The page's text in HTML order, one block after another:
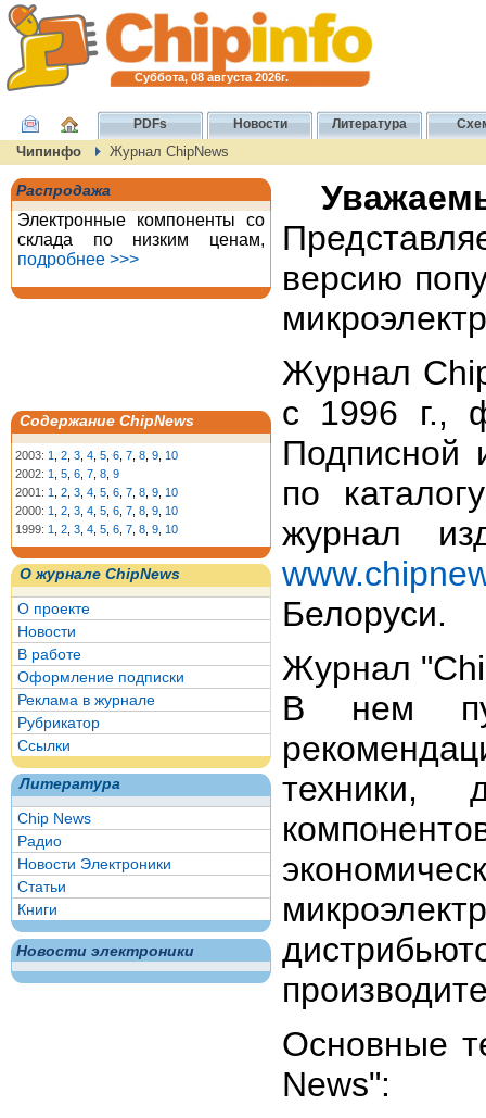
Суббота, 08 августа 2026г.
PDFs Новости Литература
Чипинфо Журнал ChipNews
Распродажа
Электронные компоненты со
склада по низким ценам,
подробнее >>>
Содержание ChipNews
2003: 1 2 3 4 5 6 7 8 9 10
2002: 1 5 6 7 8 9
2001: 1 2 3 4 5 6 7 8 9 10
2000: 1 2 3 4 5 6 7 8 9 10
1999: 1 2 3 4 5 6 7 8 9 10
О журнале ChipNews
О проекте
Новости
В работе
Оформление подписки
Реклама в журнале
Рубрикатор
Ссылки
Литература
Chip News
Радио
Новости Электроники
Статьи
Книги
Новости электроники
версию
Журнал
с 1996 г.,
Подписной
по
журнал
Белоруси.
Журнал
В нем
техники,
Основные
News":